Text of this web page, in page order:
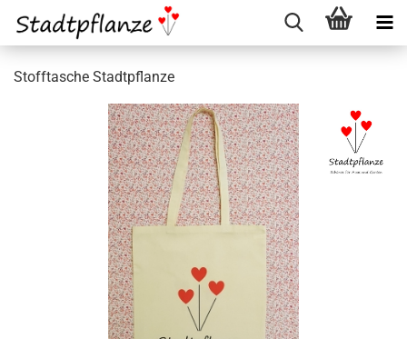
Stofftasche Stadtpflanze